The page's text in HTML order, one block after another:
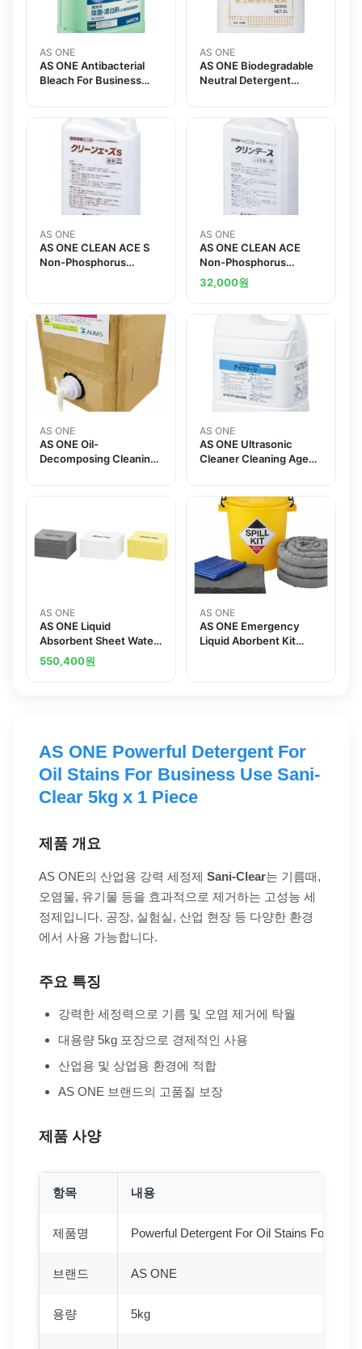
AS ONE
AS ONE Antibacterial
Bleach For Business
AS ONE
AS ONE Biodegradable
Neutral Detergent
AS ONE
AS ONE CLEAN ACE S
Non-Phosphorus
AS ONE
AS ONE CLEAN ACE
Non-Phosphorus
Cleaning Concentration
Liquid 1kgand others
32,000원
AS ONE
AS ONE Oil-
Decomposing Cleaning
AS ONE
AS ONE Ultrasonic
Cleaner Cleaning Agent
AS ONE
AS ONE Liquid
Absorbent Sheet Water
Oil Solvent GB100mand
others
550,400원
AS ONE
AS ONE Emergency
Liquid Aborbent Kit
AS ONE Powerful Detergent For
Oil Stains For Business Use Sani-
Clear 5kg x 1 Piece
제품 개요
AS ONE의 산업용 강력 세정제 Sani-Clear는 기름때,
오염물, 유기물 등을 효과적으로 제거하는 고성능 세
정제입니다. 공장, 실험실, 산업 현장 등 다양한 환경
에서 사용 가능합니다.
주요 특징
강력한 세정력으로 기름 및 오염 제거에 탁월
대용량 5kg 포장으로 경제적인 사용
산업용 및 상업용 환경에 적합
AS ONE 브랜드의 고품질 보장
제품 사양
항목 내용
제품명 Powerful Detergent For Oil Stains For
브랜드 AS ONE
용량 5kg